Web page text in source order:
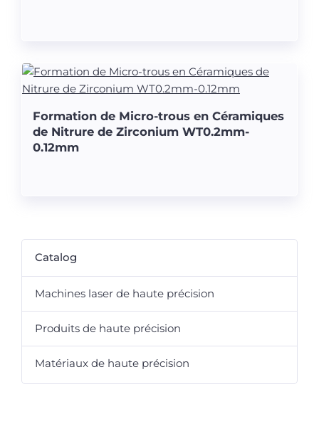
Formation de Micro-trous en Céramiques
de Nitrure de Zirconium WT0.2mm-
0.12mm
Catalog
Machines laser de haute précision
Produits de haute précision
Matériaux de haute précision